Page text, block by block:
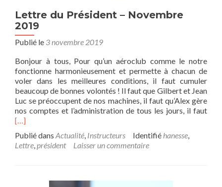
Lettre du Président – Novembre
2019
Publié le 3 novembre 2019
Bonjour à tous, Pour qu’un aéroclub comme le notre
fonctionne harmonieusement et permette à chacun de
voler dans les meilleures conditions, il faut cumuler
beaucoup de bonnes volontés ! Il faut que Gilbert et Jean
Luc se préoccupent de nos machines, il faut qu’Alex gère
nos comptes et l’administration de tous les jours, il fautE
[…]
Publié dans Actualité, Instructeurs Identifié hanesse,
Lettre,président Laisser un commentaire